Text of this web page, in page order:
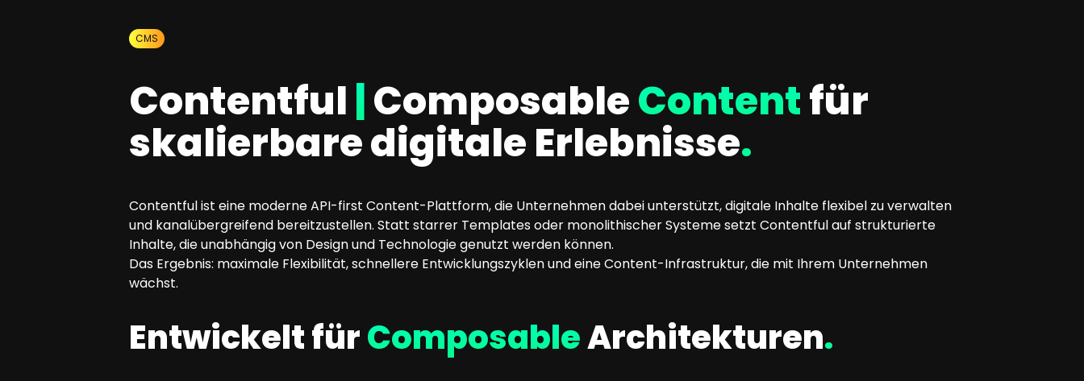
Google Ads Kampagnen-Beratung
CMS
Contentful|ComposableContentfür
skalierbare digitale Erlebnisse.
Contentful ist eine moderne API-first Content-Plattform, die Unternehmen dabei unterstützt, digitale Inhalte flexibel zu verwalten
und kanalübergreifend bereitzustellen. Statt starrer Templates oder monolithischer Systeme setzt Contentful auf strukturierte
Inhalte, die unabhängig von Design und Technologie genutzt werden können.
Das Ergebnis: maximale Flexibilität, schnellere Entwicklungszyklen und eine Content-Infrastruktur, die mit Ihrem Unternehmen
wächst.
Entwickelt fürComposableArchitekturen.